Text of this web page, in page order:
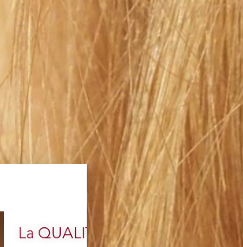
La QUALITÉ